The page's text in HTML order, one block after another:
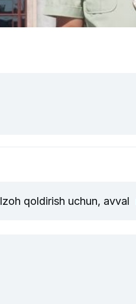
Izoh qoldirish uchun, avval